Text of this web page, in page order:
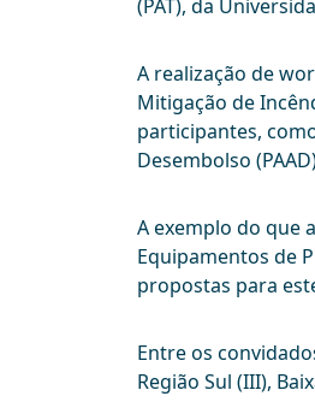
(PAT), da
A realização de
Mitigação de
participantes,
Desembolso
A exemplo do que
Equipamentos de
propostas para
Entre os
Região Sul (III),